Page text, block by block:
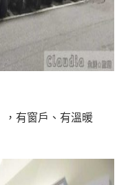
，有窗戶、有溫暖